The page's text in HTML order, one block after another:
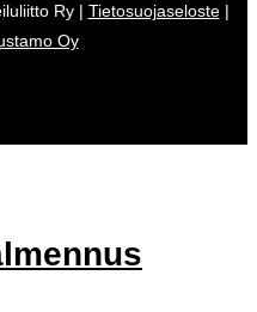
Ry | Tietosuojaseloste|
Oy